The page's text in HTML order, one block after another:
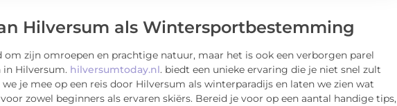
Hilversum als Wintersportbestemming
zijn omroepen en prachtige natuur, maar het is ook een verborgen parel
Hilversum. hilversumtoday.nl. biedt een unieke ervaring die je niet snel zult
je mee op een reis door Hilversum als winterparadijs en laten we zien wat
zowel beginners als ervaren skiërs. Bereid je voor op een aantal handige tips,